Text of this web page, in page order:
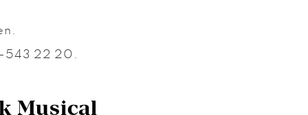
543 22 20.
Musical